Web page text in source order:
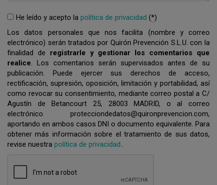
He leído y acepto la política de privacidad (*)
Los datos personales que nos facilita (nombre y correo
electrónico) serán tratados por Quirón Prevención S.L.U. con la
finalidad de registrarle y gestionar los comentarios que
realice. Los comentarios serán supervisados antes de su
publicación. Puede ejercer sus derechos de acceso,
rectificación, supresión, oposición, limitación y portabilidad, así
como revocar su consentimiento, mediante correo postal a C/
Agustín de Betancourt 25, 28003 MADRID, o al correo
electrónico protecciondedatos@quironprevencion.com,
aportando en ambos casos DNI o documento equivalente. Para
obtener más información sobre el tratamiento de sus datos,
revise nuestra política de privacidad..